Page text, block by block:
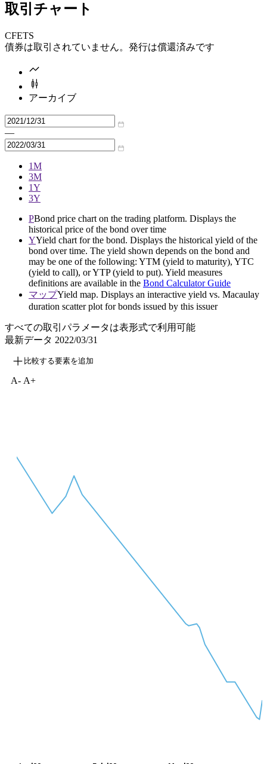
取引チャート
CFETS
債券は取引されていません。発行は償還済みです
アーカイブ
—
1M
3M
1Y
3Y
PBond price chart on the trading platform. Displays the
historical price of the bond over time
YYield chart for the bond. Displays the historical yield of the
bond over time. The yield shown depends on the bond and
may be one of the following: YTM (yield to maturity), YTC
(yield to call), or YTP (yield to put). Yield measures
definitions are available in the Bond Calculator Guide
マップYield map. Displays an interactive yield vs. Macaulay
duration scatter plot for bonds issued by this issuer
すべての取引パラメータは表形式で利用可能
最新データ 2022/03/31
比較する要素を追加